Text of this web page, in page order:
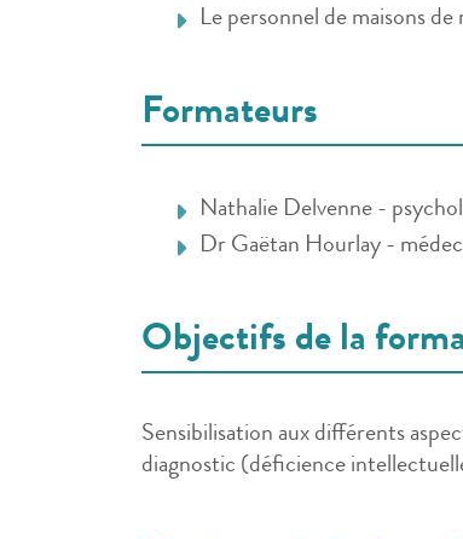
Le personnel de maisons
Formateurs
Nathalie Delvenne -
Dr Gaëtan Hourlay -
Objectifs de la
Sensibilisation aux différents
diagnostic (déficience